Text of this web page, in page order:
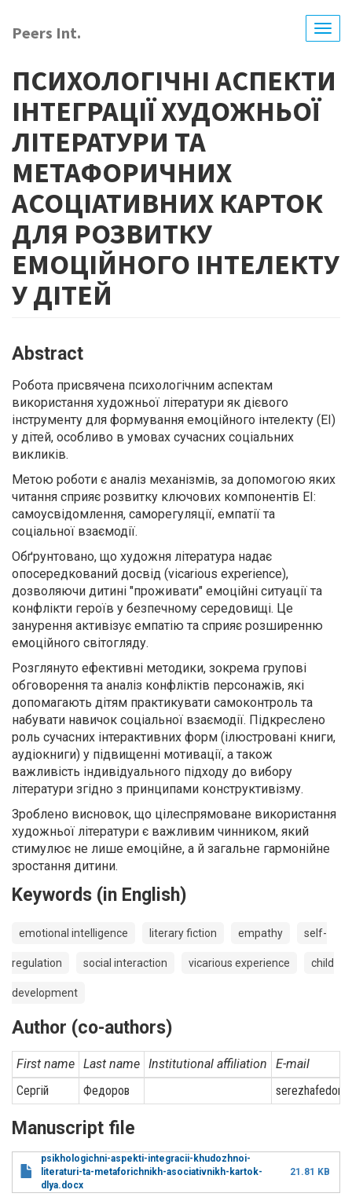
main
Peers Int.
ПСИХОЛОГІЧНІ АСПЕКТИ
ІНТЕГРАЦІЇ ХУДОЖНЬОЇ
ЛІТЕРАТУРИ ТА
МЕТАФОРИЧНИХ
АСОЦІАТИВНИХ КАРТОК
ДЛЯ РОЗВИТКУ
ЕМОЦІЙНОГО ІНТЕЛЕКТУ
У ДІТЕЙ
Abstract
Робота присвячена психологічним аспектам
використання художньої літератури як дієвого
інструменту для формування емоційного інтелекту (ЕІ)
у дітей, особливо в умовах сучасних соціальних
викликів.
Метою роботи є аналіз механізмів, за допомогою яких
читання сприяє розвитку ключових компонентів ЕІ:
самоусвідомлення, саморегуляції, емпатії та
соціальної взаємодії.
Обґрунтовано, що художня література надає
опосередкований досвід (vicarious experience),
дозволяючи дитині "проживати" емоційні ситуації та
конфлікти героїв у безпечному середовищі. Це
занурення активізує емпатію та сприяє розширенню
емоційного світогляду.
Розглянуто ефективні методики, зокрема групові
обговорення та аналіз конфліктів персонажів, які
допомагають дітям практикувати самоконтроль та
набувати навичок соціальної взаємодії. Підкреслено
роль сучасних інтерактивних форм (ілюстровані книги,
аудіокниги) у підвищенні мотивації, а також
важливість індивідуального підходу до вибору
літератури згідно з принципами конструктивізму.
Зроблено висновок, що цілеспрямоване використання
художньої літератури є важливим чинником, який
стимулює не лише емоційне, а й загальне гармонійне
зростання дитини.
Keywords (in English)
emotional intelligence literary fiction empathy self-
regulation social interaction vicarious experience child
development
Author (co-authors)
First name Last name Institutional affiliation
E-mail
Сергій
Федоров
Manuscript file
psikhologichni-aspekti-integracii-khudozhnoi-
literaturi-ta-metaforichnikh-asociativnikh-kartok-
dlya.docx
21.81 KB